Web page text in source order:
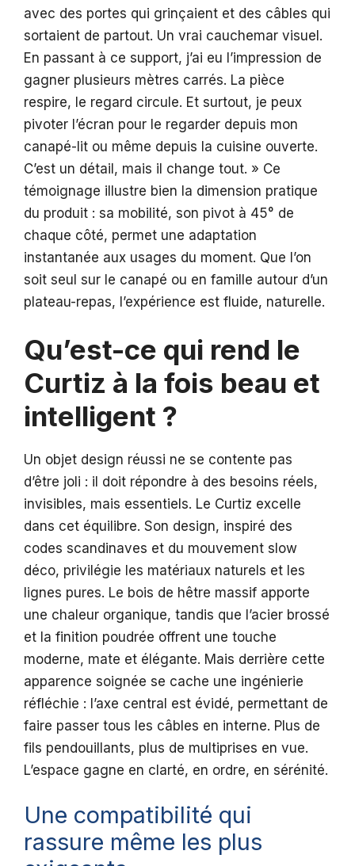
avec des portes qui grinçaient et des câbles qui
sortaient de partout. Un vrai cauchemar visuel.
En passant à ce support, j’ai eu l’impression de
gagner plusieurs mètres carrés. La pièce
respire, le regard circule. Et surtout, je peux
pivoter l’écran pour le regarder depuis mon
canapé-lit ou même depuis la cuisine ouverte.
C’est un détail, mais il change tout. » Ce
témoignage illustre bien la dimension pratique
du produit : sa mobilité, son pivot à 45° de
chaque côté, permet une adaptation
instantanée aux usages du moment. Que l’on
soit seul sur le canapé ou en famille autour d’un
plateau-repas, l’expérience est fluide, naturelle.
Qu’est-ce qui rend le
Curtiz à la fois beau et
intelligent ?
Un objet design réussi ne se contente pas
d’être joli : il doit répondre à des besoins réels,
invisibles, mais essentiels. Le Curtiz excelle
dans cet équilibre. Son design, inspiré des
codes scandinaves et du mouvement slow
déco, privilégie les matériaux naturels et les
lignes pures. Le bois de hêtre massif apporte
une chaleur organique, tandis que l’acier brossé
et la finition poudrée offrent une touche
moderne, mate et élégante. Mais derrière cette
apparence soignée se cache une ingénierie
réfléchie : l’axe central est évidé, permettant de
faire passer tous les câbles en interne. Plus de
fils pendouillants, plus de multiprises en vue.
L’espace gagne en clarté, en ordre, en sérénité.
Une compatibilité qui
rassure même les plus